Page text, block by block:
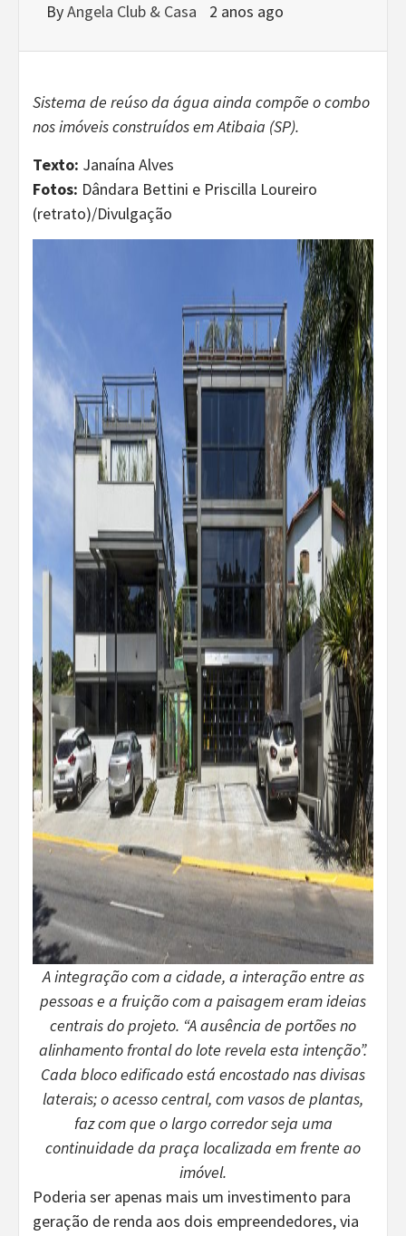
ByAngela Club & Casa 2 anos ago
Sistema de reúso da água ainda compõe o combo
nos imóveis construídos em Atibaia (SP).
Texto: Janaína Alves
Fotos: Dândara Bettini e Priscilla Loureiro
(retrato)/Divulgação
A integração com a cidade, a interação entre as
pessoas e a fruição com a paisagem eram ideias
centrais do projeto. “A ausência de portões no
alinhamento frontal do lote revela esta intenção”.
Cada bloco edificado está encostado nas divisas
laterais; o acesso central, com vasos de plantas,
faz com que o largo corredor seja uma
continuidade da praça localizada em frente ao
imóvel.
Poderia ser apenas mais um investimento para
geração de renda aos dois empreendedores, via